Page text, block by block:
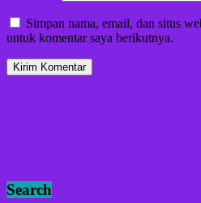
Simpan nama, email, dan situs
untuk komentar saya berikutnya.
Search